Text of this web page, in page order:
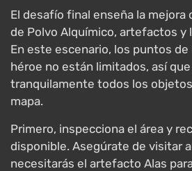
El desafío final enseña la mejora
de Polvo Alquímico, artefactos y
En este escenario, los puntos
héroe no están limitados, así
tranquilamente todos los
mapa.
Primero, inspecciona el área y
disponible. Asegúrate de visitar
necesitarás el artefacto Alas